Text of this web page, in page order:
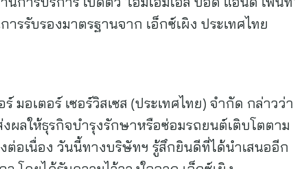
รับรองมาตรฐานจาก เอ็กซ์เผิง ประเทศไทย
อเตอร์ เซอร์วิสเซส (ประเทศไทย) จำกัด กล่าวว่า
ผลให้ธุรกิจบำรุงรักษาหรือซ่อมรถยนต์เติบโตตาม
ต่อเนื่อง วันนี้ทางบริษัทฯ รู้สึกยินดีที่ได้นำเสนออีก